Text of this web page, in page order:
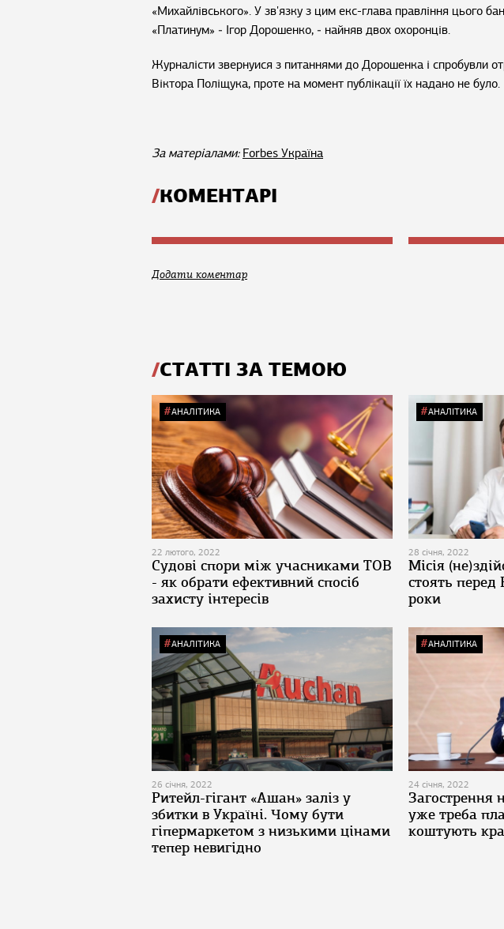
«Михайлівського». У зв'язку з цим екс-глава правління цього
«Платинум» ‒ Ігор Дорошенко, ‒ найняв двох охоронців.
Журналісти звернуися з питаннями до Дорошенка і спробувли
Віктора Поліщука, проте на момент публікації їх надано не було.
За матеріалами: Forbes Україна
КОМЕНТАРІ
Додати коментар
СТАТТІ ЗА ТЕМОЮ
АНАЛІТИКА
22 лютого, 2022
Судові спори між учасниками ТОВ
- як обрати ефективний спосіб
захисту інтересів
АНАЛІТИКА
28 січня, 2022
Місія
стоять
роки
АНАЛІТИКА
26 січня, 2022
Ритейл-гігант «Ашан» заліз у
збитки в Україні. Чому бути
гіпермаркетом з низькими цінами
тепер невигідно
АНАЛІТИКА
24 січня, 2022
Загострення
уже треба
коштують